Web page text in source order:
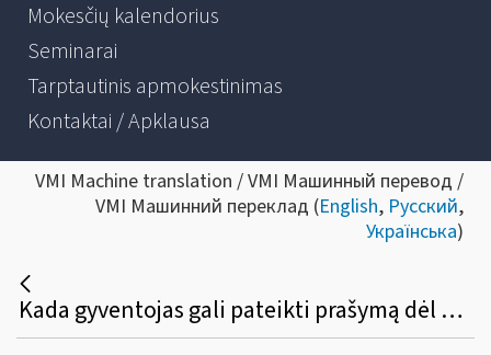
Mokesčių kalendorius
Seminarai
Tarptautinis apmokestinimas
Kontaktai / Apklausa
VMI Machine translation / VMI Машинный перевод /
VMI Машинний переклад (English, Русский,
Українська)
Kada gyventojas gali pateikti prašymą dėl mokesčių (gyventojų pajamų, žemės ar kt.) mokėjimo išdėstymo dalimis ar termino atidėjimo? Kokia prašymo pateikimo tvarka ir koks sprendimo priėmimo terminas?